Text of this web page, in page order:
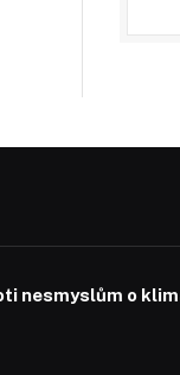
nesmyslům o